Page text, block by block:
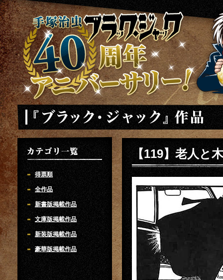
手塚治虫 ブラックジャック 40周年アニバーサリー
「ブラック・ジャック」
得票順
全作品
新書版掲載作品
文庫版掲載作品
新装版掲載作品
豪華版掲載作品
【119】老人と木